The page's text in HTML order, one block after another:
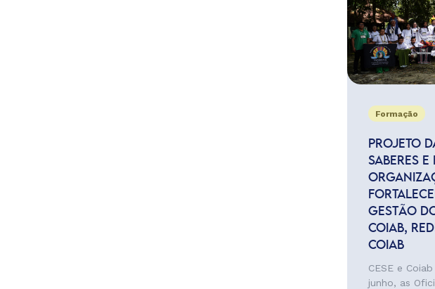
Formação
PROJETO
SABERES E
GESTÃO
COIAB,
COIAB
CESE e
junho, as